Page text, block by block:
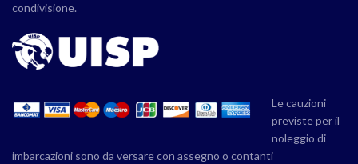
condivisione.
Le cauzioni
previste per il
noleggio di
imbarcazioni sono da versare con assegno o contanti